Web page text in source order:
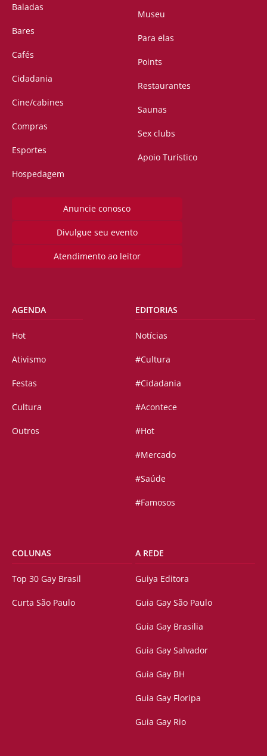
Baladas
Bares
Cafés
Cidadania
Cine/cabines
Compras
Esportes
Hospedagem
Museu
Para elas
Points
Restaurantes
Saunas
Sex clubs
Apoio Turístico
Anuncie conosco
Divulgue seu evento
Atendimento ao leitor
AGENDA
Hot
Ativismo
Festas
Cultura
Outros
EDITORIAS
Notícias
#Cultura
#Cidadania
#Acontece
#Hot
#Mercado
#Saúde
#Famosos
COLUNAS
Top 30 Gay Brasil
Curta São Paulo
A REDE
Guiya Editora
Guia Gay São Paulo
Guia Gay Brasilia
Guia Gay Salvador
Guia Gay BH
Guia Gay Floripa
Guia Gay Rio